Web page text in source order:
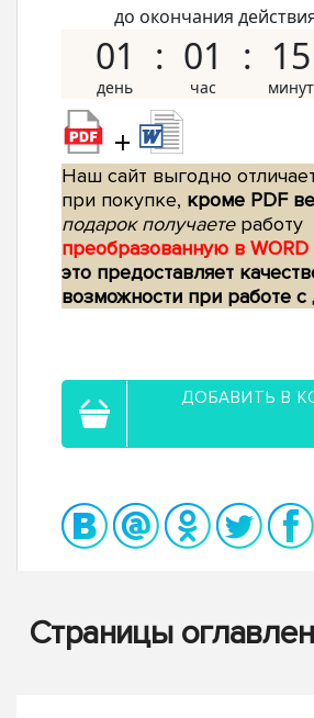
до окончания
01 01 15
+
Наш сайт выгодно
при покупке, кроме PDF
подарок получаетеработу
преобразованную в
это предоставляет
возможности при работе
ДОБАВИТЬ В
Страницы